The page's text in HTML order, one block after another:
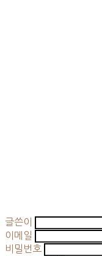
글쓴이
이메일
비밀번호